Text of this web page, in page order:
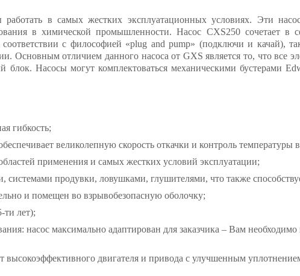
в самых жестких эксплуатационных условиях. Эти
в химической промышленности. Насос CXS250 сочетает
с философией «plug and pump» (подключи и качай),
Основным отличием данного насоса от GXS является то, что все
блок. Насосы могут комплектоваться механическими бустерами
гибкость;
великолепную скорость откачки и контроль температуры
применения и самых жестких условий эксплуатации;
продувки, ловушками, глушителями, что также
и помещен во взрывобезопасную оболочку;
ти лет);
насос максимально адаптирован для заказчика – Вам
высокоэффективного двигателя и привода с улучшенным